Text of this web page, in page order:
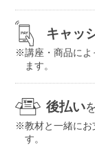
キャッ
講座・商品に
ます。
後払い
教材と一緒にお
す。